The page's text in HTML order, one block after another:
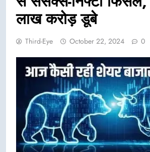
लाख करोड़ डूबे
Third-Eye October 22, 2024 0